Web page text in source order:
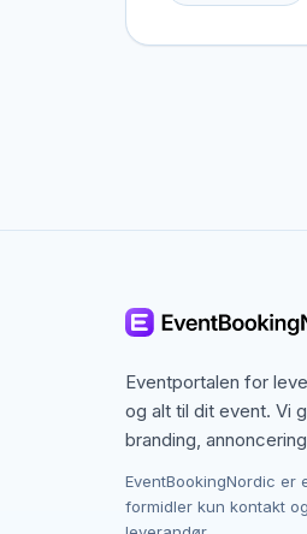
i tankerne.
Eventportalen for
og alt til dit event. Vi
branding,
EventBookingNordic
formidler kun kontakt